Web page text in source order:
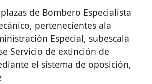
de Bombero Especialista
pertenecientes ala
Especial, subescala
Servicio de extinción de
el sistema de oposición,